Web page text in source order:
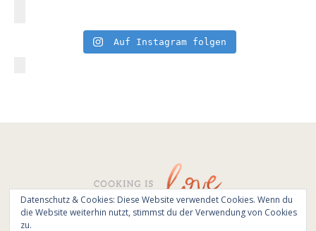
Auf Instagram folgen
© All Rights Reserved - Cooking is love 2017.
Datenschutz & Cookies: Diese Website verwendet Cookies. Wenn du
die Website weiterhin nutzt, stimmst du der Verwendung von Cookies
zu.